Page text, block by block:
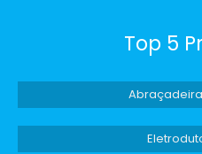
CONDUÍTE
POLEGADA
Para garantir a
seu projeto, é
Top 5